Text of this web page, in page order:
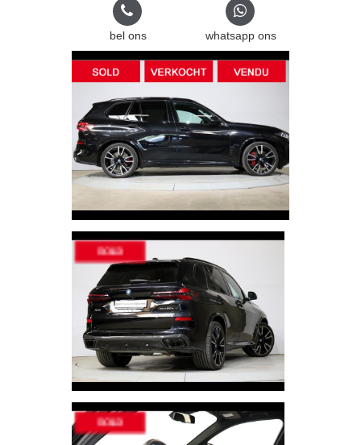
bel ons whatsapp ons